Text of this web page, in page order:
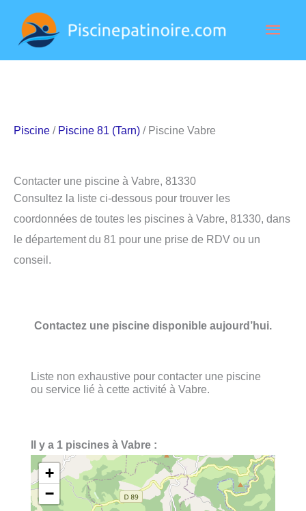
contenu
Piscine / Piscine 81 (Tarn) / Piscine Vabre
Contacter une piscine à Vabre, 81330
Consultez la liste ci-dessous pour trouver les
coordonnées de toutes les piscines à Vabre, 81330, dans
le département du 81 pour une prise de RDV ou un
conseil.
Contactez une piscine disponible aujourd’hui.
Liste non exhaustive pour contacter une piscine
ou service lié à cette activité à Vabre.
Il y a 1 piscines à Vabre :
+
−